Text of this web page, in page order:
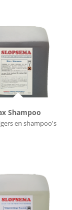
Shampoo
en shampoo's